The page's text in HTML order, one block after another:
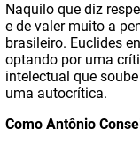
Naquilo que diz
e de valer muito a
brasileiro. Euclides
optando por uma
intelectual que
uma autocrítica.
Como Antônio